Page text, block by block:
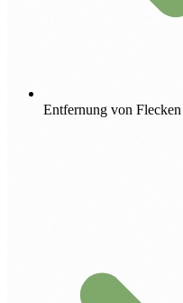
Entfernung von